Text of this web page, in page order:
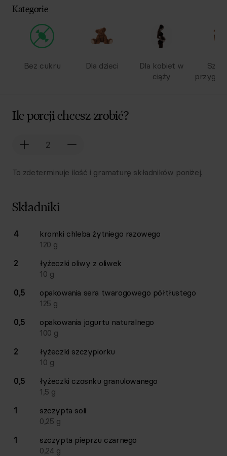
Kategorie
Bez cukru Dla dzieci
Dla kobiet w
ciąży
Ile porcji chcesz zrobić?
To zdeterminuje ilość i gramaturę składników poniżej.
Składniki
Lista składników przepisu z ilościami i wagami
Ilość Składnik
4 kromki chleba żytniego razowego
120 g
2
łyżeczki oliwy z oliwek
10 g
0,5
opakowania sera twarogowego półtłustego
125 g
0,5
opakowania jogurtu naturalnego
100 g
2
łyżeczki szczypiorku
10 g
0,5
łyżeczki czosnku granulowanego
1,5 g
1
szczypta soli
0,25 g
1
szczypta pieprzu czarnego
0,24g